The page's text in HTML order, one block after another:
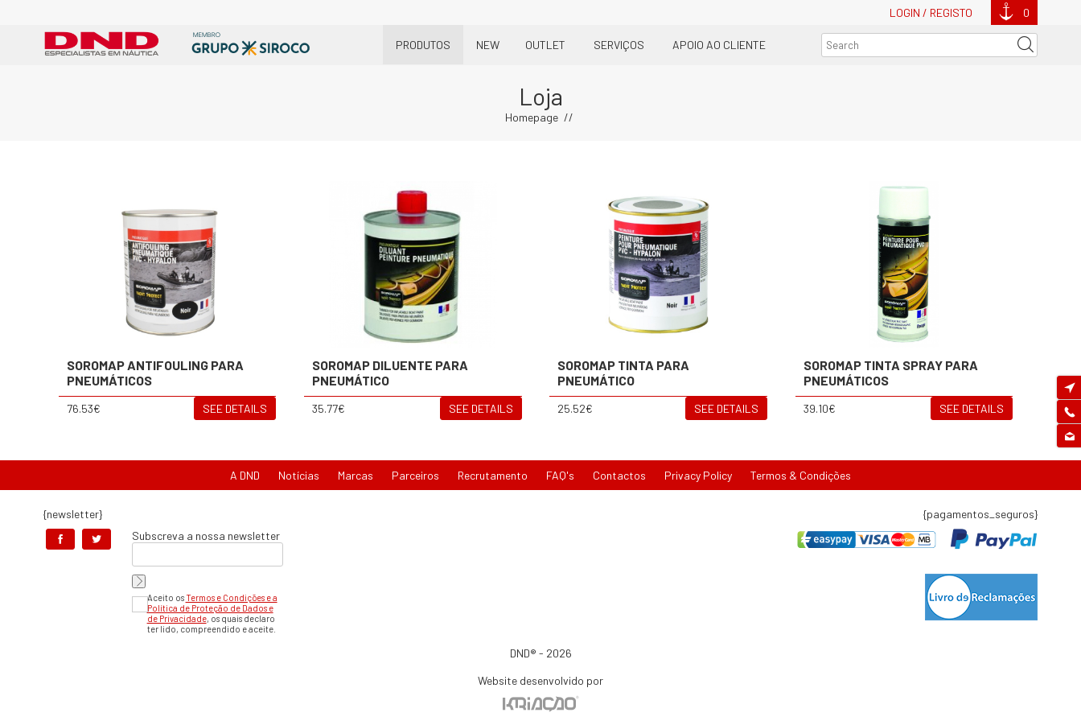
LOGIN / REGISTO 0
PRODUTOS NEW OUTLET SERVIÇOS APOIO AO CLIENTE
Loja
Homepage
SOROMAP ANTIFOULING PARA
PNEUMÁTICOS
76.53€ SEE DETAILS
SOROMAP DILUENTE PARA
PNEUMÁTICO
35.77€ SEE DETAILS
SOROMAP TINTA PARA
PNEUMÁTICO
25.52€ SEE DETAILS
SOROMAP TINTA SPRAY PARA
PNEUMÁTICOS
39.10€ SEE DETAILS
A DND Notícias Marcas Parceiros Recrutamento FAQ's Contactos Privacy Policy Termos & Condições
{newsletter}
Subscreva a nossa newsletter
Aceito osTermos e Condições e a
Política de Proteção de Dados e
de Privacidade, os quais declaro
ter lido, compreendido e aceite.
{pagamentos_seguros}
DND® - 2026
Website desenvolvido por